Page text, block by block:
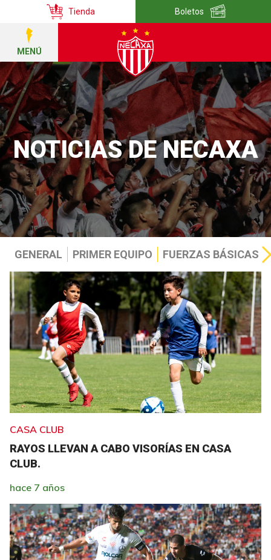
Tienda Boletos
MENÚ
NOTICIAS DE NECAXA
GENERAL PRIMER EQUIPO FUERZAS BÁSICAS
CASA CLUB
RAYOS LLEVAN A CABO VISORÍAS EN CASA
CLUB.
hace 7 años